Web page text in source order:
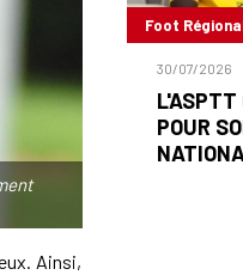
Ainsi,
Foot
30/07/2026
POUR